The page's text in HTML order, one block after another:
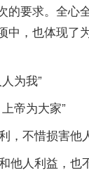
的要求。全心
中，也体现了
为我”
帝为大家”
，不惜损害他
他人利益，也